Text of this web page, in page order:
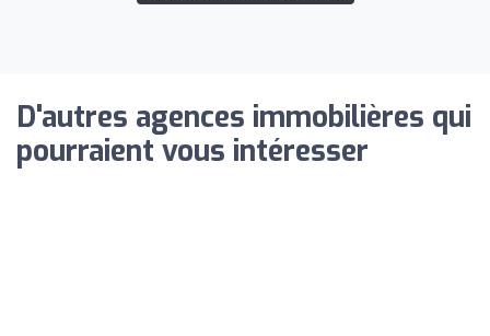
D'autres agences immobilières qui
pourraient vous intéresser